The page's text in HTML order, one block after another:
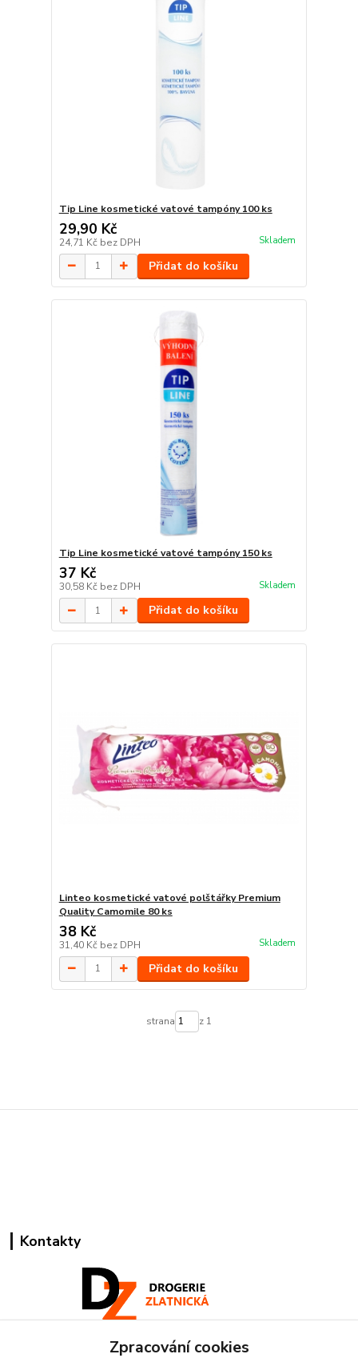
Tip Line kosmetické vatové tampóny 100 ks
29,90 Kč
24,71 Kč bez DPH Skladem
Přidat do košíku
Tip Line kosmetické vatové tampóny 150 ks
37 Kč
30,58 Kč bez DPH Skladem
Přidat do košíku
Linteo kosmetické vatové polštářky Premium
Quality Camomile 80 ks
38 Kč
31,40 Kč bez DPH Skladem
Přidat do košíku
strana z 1
Kontakty
Pracovní doba:Zpracování cookies